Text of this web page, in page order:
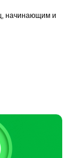
начинающим и